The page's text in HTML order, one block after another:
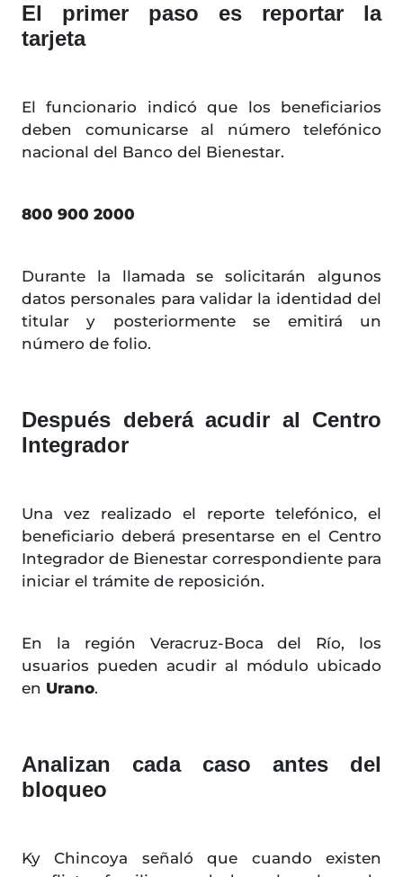
El primer paso es reportar la
tarjeta
El funcionario indicó que los beneficiarios
deben comunicarse al número telefónico
nacional del Banco del Bienestar.
800 900 2000
Durante la llamada se solicitarán algunos
datos personales para validar la identidad del
titular y posteriormente se emitirá un
número de folio.
Después deberá acudir al Centro
Integrador
Una vez realizado el reporte telefónico, el
beneficiario deberá presentarse en el Centro
Integrador de Bienestar correspondiente para
iniciar el trámite de reposición.
En la región Veracruz-Boca del Río, los
usuarios pueden acudir al módulo ubicado
en Urano.
Analizan cada caso antes del
bloqueo
Ky Chincoya señaló que cuando existen